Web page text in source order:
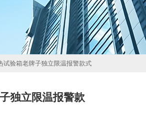
试验箱老牌子独立限温报警款式
独立限温报警款